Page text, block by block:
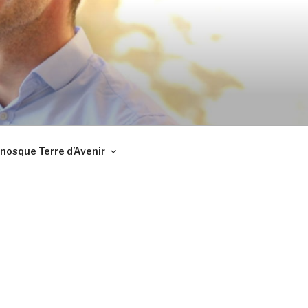
Terre d’Avenir